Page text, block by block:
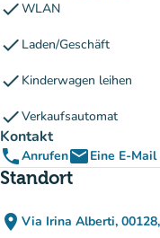
checkWLAN
check Laden/Geschäft
check Kinderwagen leihen
checkVerkaufsautomat
Kontakt
phoneAnrufenemailEine E-
Standort
place Via Irina Alberti,(in Google
(new tab)